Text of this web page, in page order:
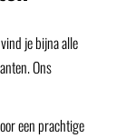
je bijna alle
Ons
een prachtige